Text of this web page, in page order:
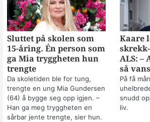
Sluttet på skolen som
15-åring. Én person som
ga Mia tryggheten hun
trengte
Da skoletiden ble for tung,
trengte en ung Mia Gundersen
(64) å bygge seg opp igjen. –
Han ga meg tryggheten en
sårbar jente trengte, sier hun.
Kaare
ALS: –
så
På få
snudd
liv.